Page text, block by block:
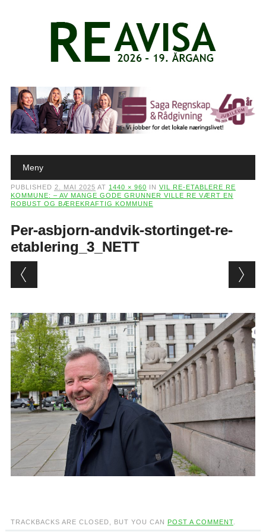
Main menu
Meny
PUBLISHED 2. MAI 2025 AT 1440 × 960 IN VIL RE-ETABLERE RE
KOMMUNE: – AV MANGE GODE GRUNNER VILLE RE VÆRT EN
ROBUST OG BÆREKRAFTIG KOMMUNE
Per-asbjorn-andvik-stortinget-re-
etablering_3_NETT
TRACKBACKS ARE CLOSED, BUT YOU CAN POST A COMMENT.